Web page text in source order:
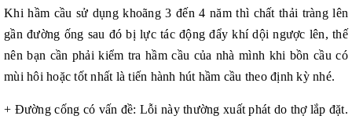
Khi hầm cầu sử dụng khoãng 3 đến 4 năm thì chất thải tràng lên
gần đường ống sau đó bị lực tác động đẩy khí dội ngược lên, thế
nên bạn cần phải kiểm tra hầm cầu của nhà mình khi bồn cầu có
mùi hôi hoặc tốt nhất là tiến hành hút hầm cầu theo định kỳ nhé.
+ Đường cống có vấn đề: Lỗi này thường xuất phát do thợ lắp đặt.